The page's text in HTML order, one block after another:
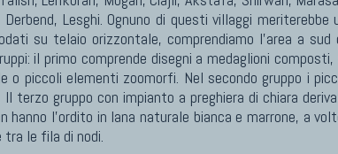
Lesghi. Ognuno di questi villaggi
su telaio orizzontale, comprendiamo l'area a
il primo comprende disegni a medaglioni
piccoli elementi zoomorfi. Nel secondo gruppo i
terzo gruppo con impianto a preghiera di chiara
hanno l'ordito in lana naturale bianca e marrone, a
le fila di nodi.